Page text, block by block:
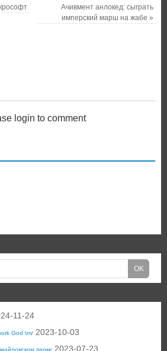
Ачивмент анлокед: сыграть
имперский марш на жабе»
login to comment
11-24
God \m/ 2023-10-03
парке 2023-07-23